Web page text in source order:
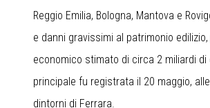
Reggio Emilia, Bologna, Mantova e
e danni gravissimi al patrimonio
economico stimato di circa 2 miliardi
principale fu registrata il 20 maggio,
dintorni di Ferrara.